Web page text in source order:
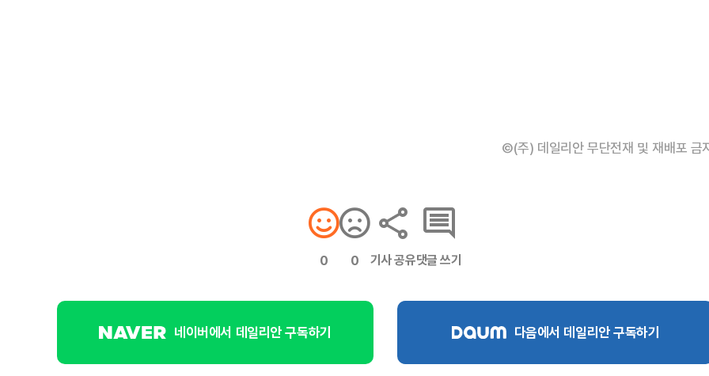
©(주) 데일리안 무단전재 및 재배포 금
0 0 기사 공유댓글 쓰기
네이버에서 데일리안 구독하기 다음에서 데일리안 구독하기